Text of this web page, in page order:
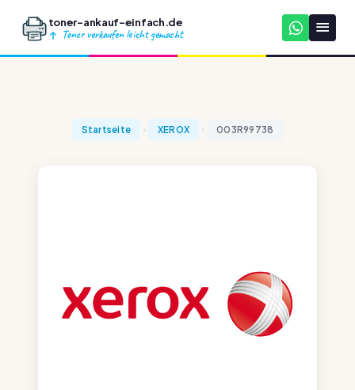
toner-ankauf-einfach.de
Toner verkaufen leicht gemacht
Startseite XEROX 003R99738